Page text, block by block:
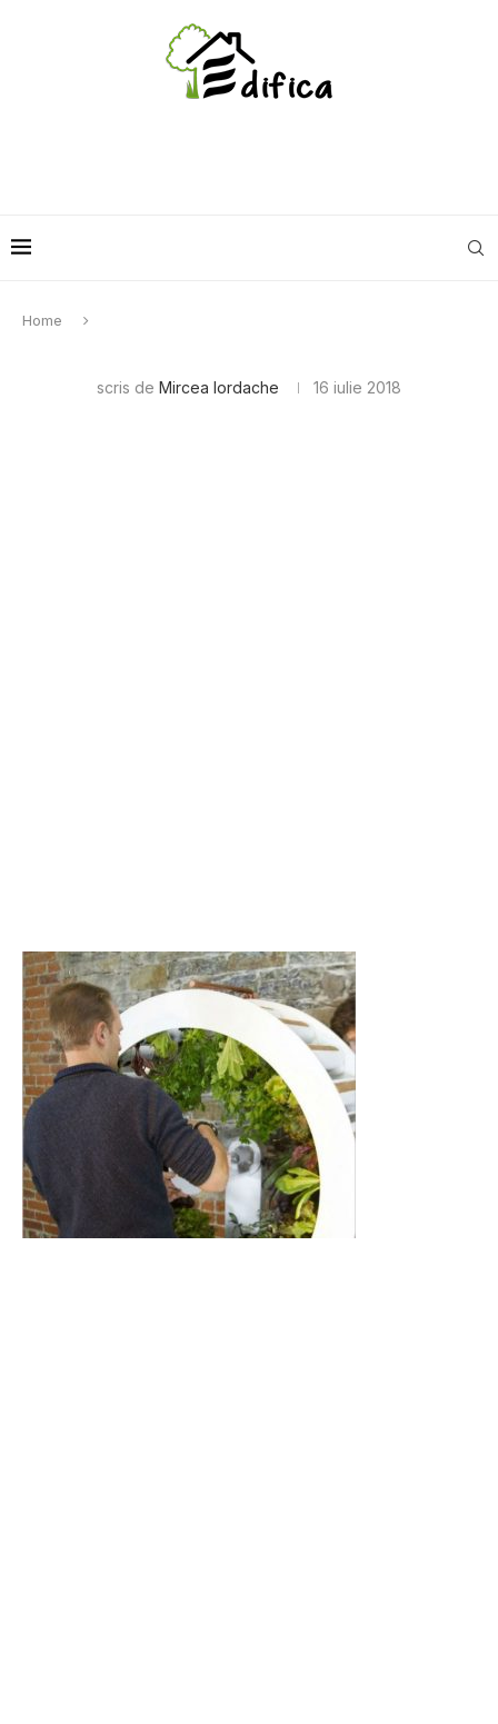
Home
scris de Mircea Iordache 16 iulie 2018